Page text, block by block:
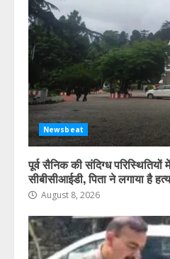
Newsbeat
पूर्व सैनिक की संदिग्ध
सीबीसीआईडी, पिता ने लगाया है
August 8, 2026